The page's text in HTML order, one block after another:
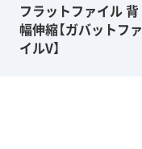
フラットファイル 背
幅伸縮【ガバットファ
イルV】